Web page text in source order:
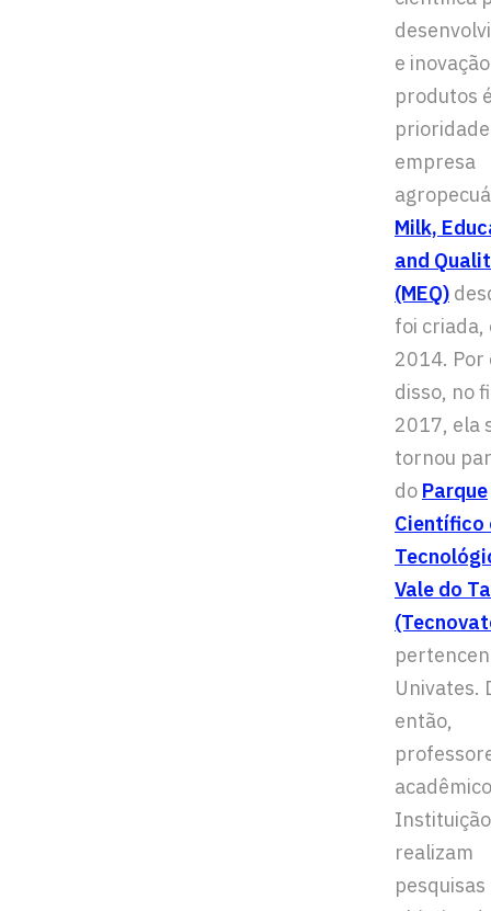
e
produtos
empresa
Milk,
and
(MEQ)
foi criada,
2014. Por
disso, no
2017, ela
tornou
do Parque
Científico
Vale do
Univates.
então,
Instituição
realizam
pesquisas